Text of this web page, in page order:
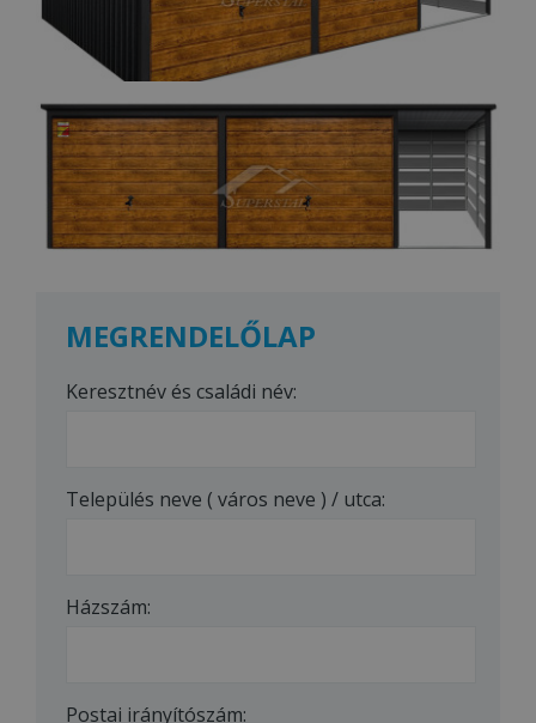
MEGRENDELŐLAP
Keresztnév és családi név:
Település neve ( város neve ) / utca:
Házszám:
Postai irányítószám: